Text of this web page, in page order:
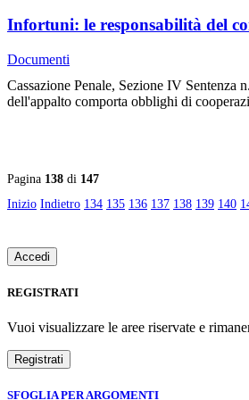
Infortuni: le responsabilità del
Documenti
Cassazione Penale, Sezione IV
dell'appalto comporta obblighi di
Pagina 138 di 147
Inizio Indietro 134 135 136 137 138 139 140
REGISTRATI
Vuoi visualizzare le aree riservate e
SFOGLIA PER ARGOMENTI